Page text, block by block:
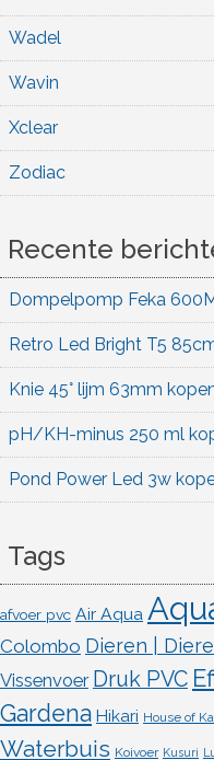
Wadel
Wavin
Xclear
Zodiac
Recente
Dompelpomp Feka
Retro Led Bright T5
Knie 45° lijm 63mm
pH/KH-minus 250 ml
Pond Power Led 3w
Tags
afvoer pvc Air Aqua
Colombo Dieren |
Vissenvoer Druk PVC
Gardena Hikari House of
Waterbuis Koivoer Kusuri